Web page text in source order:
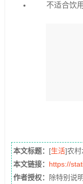
不适合饮
本文标题： [生活]农村
本文链接： https://
作者授权：
除特别说